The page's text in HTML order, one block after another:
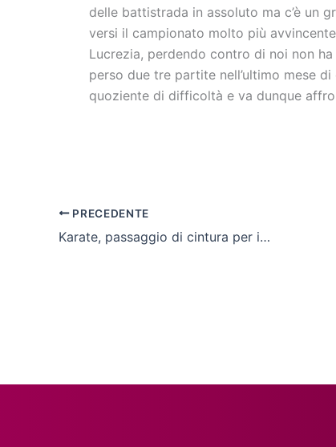
delle battistrada in assoluto ma c’è un
versi il campionato molto più
Lucrezia, perdendo contro di noi non
perso due tre partite nell’ultimo mese
quoziente di difficoltà e va dunque
PRECEDENTE
Karate, passaggio di cintura per i gruppi guidati da Sandonnini